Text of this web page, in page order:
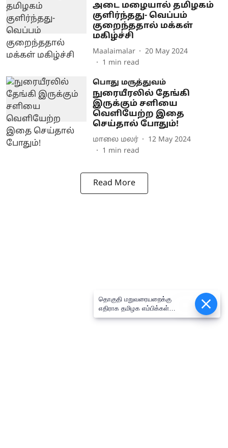
அடை மழையால் தமிழகம்
குளிர்ந்தது- வெப்பம்
குறைந்ததால் மக்கள்
மகிழ்ச்சி
Maalaimalar
20 May 2024
1 min read
பொது மருத்துவம்
நுரையீரலில் தேங்கி
இருக்கும் சளியை
வெளியேற்ற இதை
செய்தால் போதும்!
மாலை மலர்
12 May 2024
1 min read
Read More
Epaper
தொகுதி மறுவரையறைக்கு
எதிராக தமிழக எம்பிக்கள்
கூட்டத்தில் ஒருமனதாக தீர்மானம்